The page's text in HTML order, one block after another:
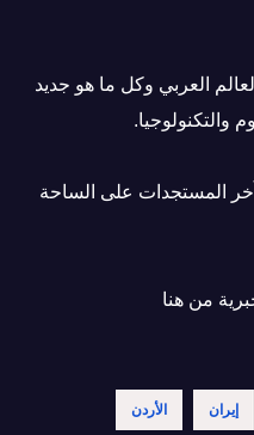
العربي وكل ما هو جديد
والتكنولوجيا.
آخر المستجدات على الساحة
من هنا
إيران الأردن